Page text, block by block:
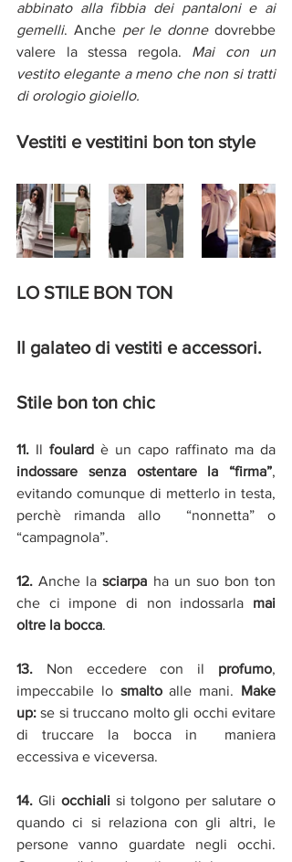
abbinato alla fibbia dei pantaloni e ai
gemelli. Anche per le donne dovrebbe
valere la stessa regola. Mai con un
vestito elegante a meno che non si tratti
di orologio gioiello.
Vestiti e vestitini bon ton style
LO STILE BON TON
Il galateo di vestiti e accessori.
Stile bon ton chic
11. Il foulard
indossare senza ostentare la “firma”,
evitando comunque di metterlo in testa,
perchè rimanda allo  “nonnetta” o
“campagnola”.
12. Anche la sciarpa ha un suo bon ton
che ci impone di non indossarla mai
oltre la bocca.
13. Non eccedere con il profumo,
impeccabile lo smalto alle mani.
Make
up: se si truccano molto gli occhi evitare
di truccare la bocca in  maniera
eccessiva e viceversa.
14. Gli occhiali si tolgono per salutare o
quando ci si relaziona con gli altri, le
persone vanno guardate negli occhi.